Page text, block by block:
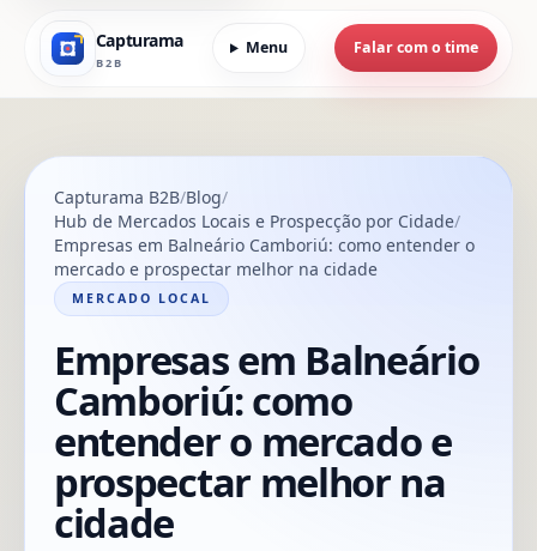
Capturama
B2B
Menu Falar com o time
Capturama B2B Blog
Hub de Mercados Locais e Prospecção por Cidade
Empresas em Balneário Camboriú: como entender o
mercado e prospectar melhor na cidade
MERCADO LOCAL
Empresas em Balneário
Camboriú: como
entender o mercado e
prospectar melhor na
cidade